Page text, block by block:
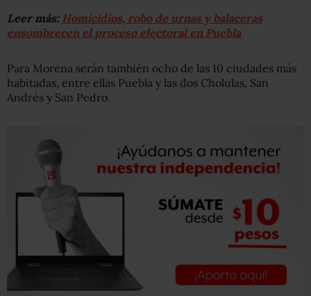
Leer más: Homicidios, robo de urnas y balaceras
ensombrecen el proceso electoral en Puebla
Para Morena serán también ocho de las 10 ciudades más
habitadas, entre ellas Puebla y las dos Cholulas, San
Andrés y San Pedro.